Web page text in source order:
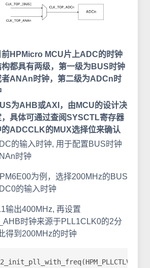
前HPMicro MCU片上ADC的时钟
构都具有两级，第一级为BUS时钟
者ANAn时钟，第二级为ADCn时
为AHB或AXI，由MCU的设计决
，具体可通过查阅SYSCTL寄存器
的ADCCLK的MUX选择位来确认
的输入时钟, 用于配置BUS时钟
时钟
为例，选择200MHz的BUS
的输入时钟
输出400MHz, 再设置
时钟来源于PLL1CLK0的2分
得到200MHz的时钟